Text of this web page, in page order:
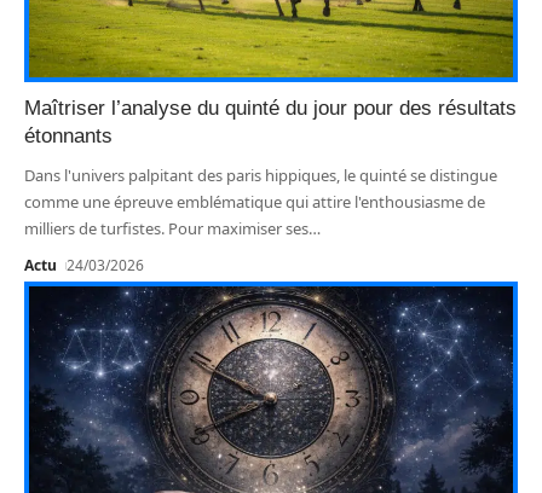
Maîtriser l’analyse du quinté du jour pour des résultats
étonnants
Dans l'univers palpitant des paris hippiques, le quinté se distingue
comme une épreuve emblématique qui attire l'enthousiasme de
milliers de turfistes. Pour maximiser ses…
Actu 24/03/2026